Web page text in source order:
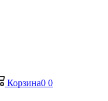
Корзина0 0